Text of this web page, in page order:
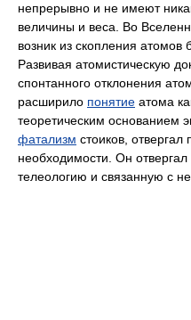
непрерывно и не имеют
величины и веса. Во
возник из скопления атомов
Развивая атомистическую
спонтанного отклонения
расширило понятие атома
теоретическим основанием
фатализм стоиков,
необходимости. Он отвергал
телеологию и связанную с